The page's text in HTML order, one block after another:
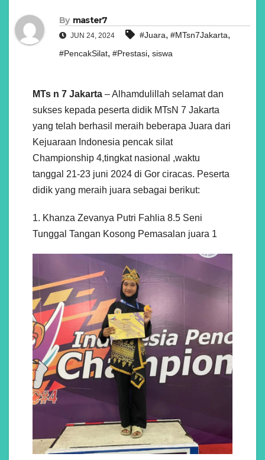
By master7
JUN 24, 2024 #Juara, #MTsn7Jakarta,
#PencakSilat, #Prestasi, siswa
MTs n 7 Jakarta – Alhamdulillah selamat dan
sukses kepada peserta didik MTsN 7 Jakarta
yang telah berhasil meraih beberapa Juara dari
Kejuaraan Indonesia pencak silat
Championship 4,tingkat nasional ,waktu
tanggal 21-23 juni 2024 di Gor ciracas. Peserta
didik yang meraih juara sebagai berikut:
1. Khanza Zevanya Putri Fahlia 8.5 Seni
Tunggal Tangan Kosong Pemasalan juara 1